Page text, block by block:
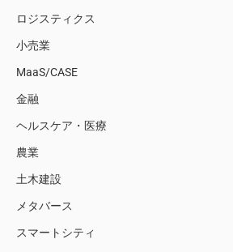
ロジスティクス
小売業
MaaS/CASE
金融
ヘルスケア・医療
農業
土木建設
メタバース
スマートシティ